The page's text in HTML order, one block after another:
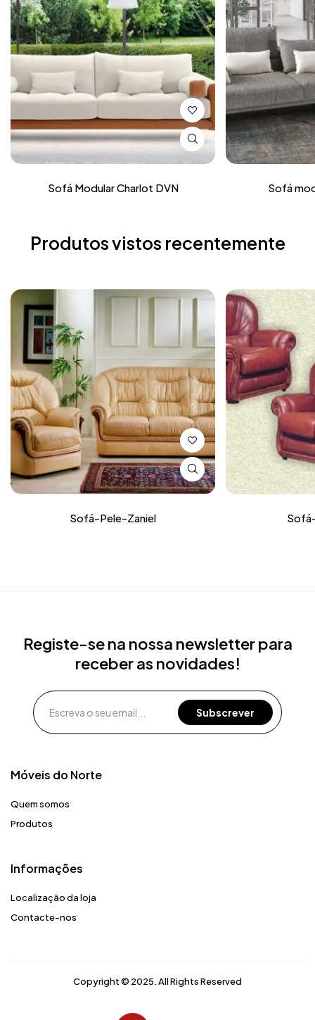
Sofá Modular Charlot DVN Sofá
Produtos vistos recentemente
Sofá-Pele-Zaniel
Móveis do Norte​
Quem somos
Produtos
Registe-se na nossa newsletter para
receber as novidades!
Informações
Localização da loja
Contacte-nos
Copyright © 2025. All Rights Reserved